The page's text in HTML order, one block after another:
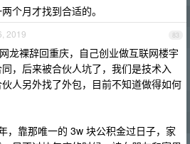
个月才找到合适的。
83
2019
龙裸辞回重庆，自己创业做互联网楼宇
，后来被合伙人坑了，我们是技术入
人另外找了外包，目前不知道做得如何
，靠那唯一的 3w 块公积金过日子，家